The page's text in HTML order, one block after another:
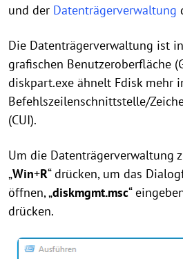
und der Datenträgerverwaltung
Die Datenträgerverwaltung ist
grafischen Benutzeroberfläche
diskpart.exe ähnelt Fdisk mehr
Befehlszeilenschnittstelle/
(CUI).
Um die Datenträgerverwaltung
„Win+R“ drücken, um das
öffnen, „diskmgmt.msc“
drücken.